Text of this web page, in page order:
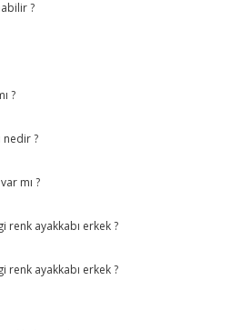
?
?
nedir ?
mı ?
renk ayakkabı erkek ?
renk ayakkabı erkek ?